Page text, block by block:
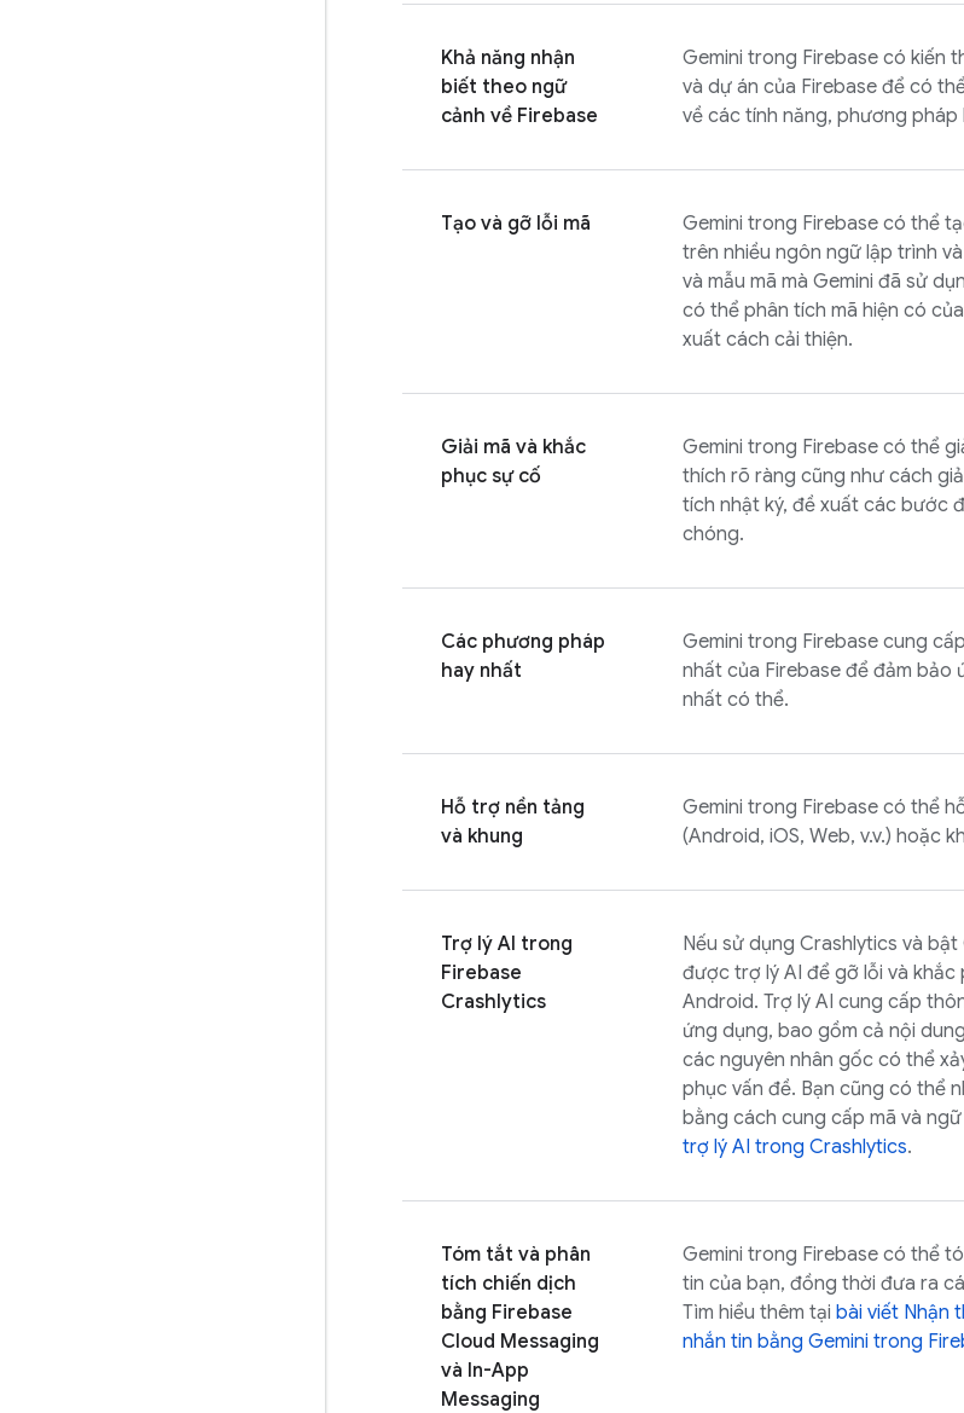
Khả năng nhận
biết theo ngữ
cảnh về Firebase
Gemini trong Firebase có kiến
và dự án của Firebase để có
về các tính năng, phương
Tạo và gỡ lỗi mã Gemini trong Firebase có thể
trên nhiều ngôn ngữ lập trình
và mẫu mã mà Gemini đã sử
có thể phân tích mã hiện có
xuất cách cải thiện.
Giải mã và khắc
phục sự cố
Gemini trong Firebase có thể
thích rõ ràng cũng như cách
tích nhật ký, đề xuất các bước
chóng.
Các phương pháp
hay nhất
Gemini trong Firebase cung
nhất của Firebase để đảm
nhất có thể.
Hỗ trợ nền tảng
và khung
Gemini trong Firebase có thể
(Android, iOS, Web, v.v.) hoặc
Trợ lý AI trong
Firebase
Crashlytics
Nếu sử dụng Crashlytics và bật
được trợ lý AI để gỡ lỗi và
Android. Trợ lý AI cung cấp
ứng dụng, bao gồm cả nội
các nguyên nhân gốc có thể
phục vấn đề. Bạn cũng có thể
bằng cách cung cấp mã và
trợ lý AI trong Crashlytics.
Tóm tắt và phân
tích chiến dịch
bằng Firebase
Cloud Messaging
và In-App
Messaging
Gemini trong Firebase có thể
tin của bạn, đồng thời đưa ra
Tìm hiểu thêm tại bài viết Nhận
nhắn tin bằng Gemini trong